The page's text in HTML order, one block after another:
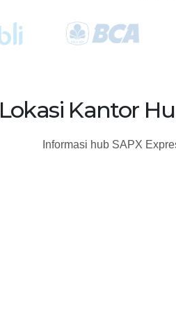
Lokasi Kantor
Informasi hub SAPX